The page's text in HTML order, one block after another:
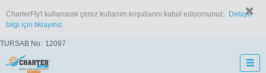
CharterFly'i kullanarak çerez kullanım koşullarını kabul ediyorsunuz.
Detaylı
bilgi için tıklayınız.
TURSAB No: 12097